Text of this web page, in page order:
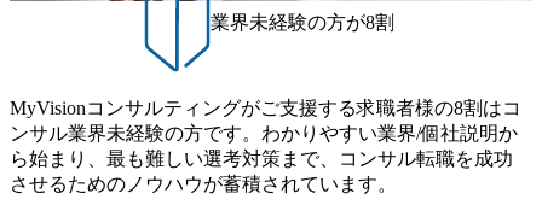
は、転職時報酬アップが基本 強く「個人」の成⾧を重視す
るカルチャーであり、昇進に枠もなく、今ならReadyになれ
ば上がれる環境となっている 安定した経営環境の下、コン
できる 豊富な経験を持つコンサル経験者の場合は、自らチ
ームを立ち上げることが可能 裁量をもった営業活動、デリ
バリー活動ができる(スタートアップとの協業、新規ソリュ
ーションの開発 など) シンプレクスの顧客基盤、エンジニ
発で、多くのクラブが立ち上がっており、さまざまな役
職・所属・組織を超えて社員間のネットワーク形成・交流
の場となっている <u>教育・研修プログラムが非常に充実</
番組があり、新卒紹介、会社の七不思議紹介等、規模が大
きくなっていく中で社員同士のつながりを広げる取り組み
もしている 今後の成長戦略として海外展開を見据えてい
る。足元のグローバル案件割合は10%程度だが、英語が得
業界未経験の方が8割
MyVisionコンサルティングがご支援する求職者様の8割はコ
ンサル業界未経験の方です。わかりやすい業界/個社説明か
ら始まり、最も難しい選考対策まで、コンサル転職を成功
させるためのノウハウが蓄積されています。